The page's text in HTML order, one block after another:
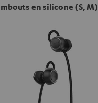
en silicone (S, M)